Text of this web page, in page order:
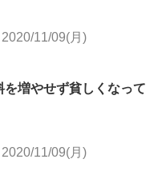
2020/11/09(月)
増やせず貧しくなって
2020/11/09(月)